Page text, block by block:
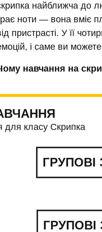
+38 050 50 503 13
м. Львівпр.
Калини 71
+38 097 13 097 13
найближча до
ноти — вона вміє
пристрасті. У її
і саме ви
навчання на
скрипці активує
математичні
креативніше!
🔸Це повна свобода
вийшла за межі строгої
від чуттєвих
року та поп-хітів.
для класу Скрипка
ГРУПОВІ